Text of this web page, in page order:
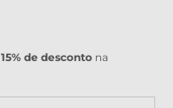
15% de desconto na